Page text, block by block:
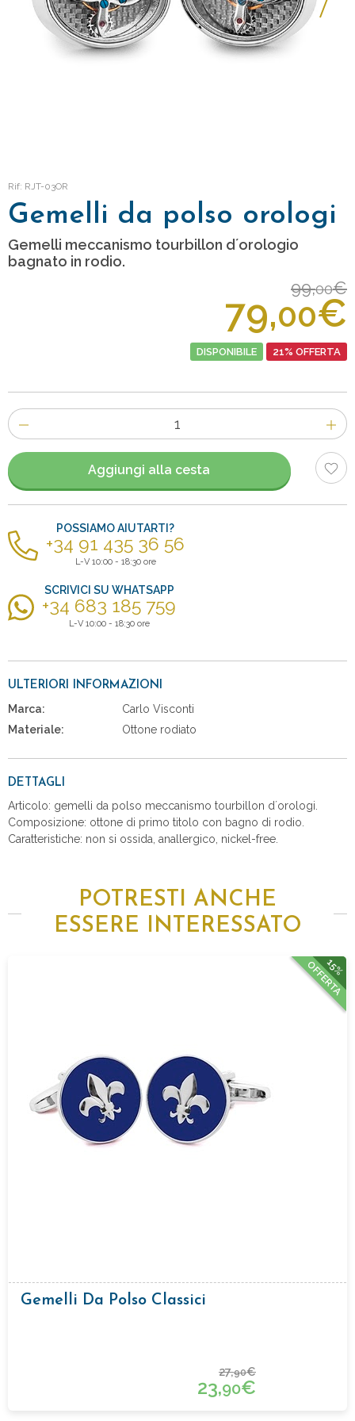
Rif: RJT-03OR
Gemelli da polso orologi
Gemelli meccanismo tourbillon d´orologio
bagnato in rodio.
99,00€
79,00€
DISPONIBILE 21% OFFERTA
Numero
di
articoli
Aggiungi alla cesta
POSSIAMO AIUTARTI?
+34 91 435 36 56
L-V 10:00 - 18:30 ore
SCRIVICI SU WHATSAPP
+34 683 185 759
L-V 10:00 - 18:30 ore
ULTERIORI INFORMAZIONI
Marca:
Carlo Visconti
Materiale:
Ottone rodiato
DETTAGLI
Articolo: gemelli da polso meccanismo tourbillon d´orologi.
Composizione: ottone di primo titolo con bagno di rodio.
Caratteristiche: non si ossida, anallergico, nickel-free.
POTRESTI ANCHE
ESSERE INTERESSATO
15%
OFFERTA
Gemelli Da Polso Classici
27,90€
23,90€